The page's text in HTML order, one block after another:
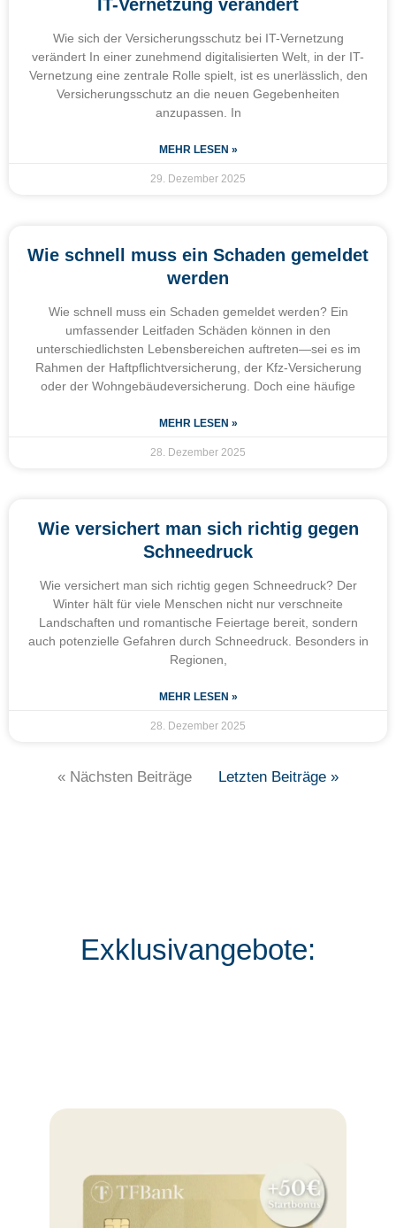
IT-Vernetzung verändert
Wie sich der Versicherungsschutz bei IT-Vernetzung
verändert In einer zunehmend digitalisierten Welt, in der IT-
Vernetzung eine zentrale Rolle spielt, ist es unerlässlich, den
Versicherungsschutz an die neuen Gegebenheiten
anzupassen. In
MEHR LESEN »
29. Dezember 2025
Wie schnell muss ein Schaden gemeldet
werden
Wie schnell muss ein Schaden gemeldet werden? Ein
umfassender Leitfaden Schäden können in den
unterschiedlichsten Lebensbereichen auftreten—sei es im
Rahmen der Haftpflichtversicherung, der Kfz-Versicherung
oder der Wohngebäudeversicherung. Doch eine häufige
MEHR LESEN »
28. Dezember 2025
Wie versichert man sich richtig gegen
Schneedruck
Wie versichert man sich richtig gegen Schneedruck? Der
Winter hält für viele Menschen nicht nur verschneite
Landschaften und romantische Feiertage bereit, sondern
auch potenzielle Gefahren durch Schneedruck. Besonders in
Regionen,
MEHR LESEN »
28. Dezember 2025
« Nächsten Beiträge Letzten Beiträge »
Exklusivangebote: